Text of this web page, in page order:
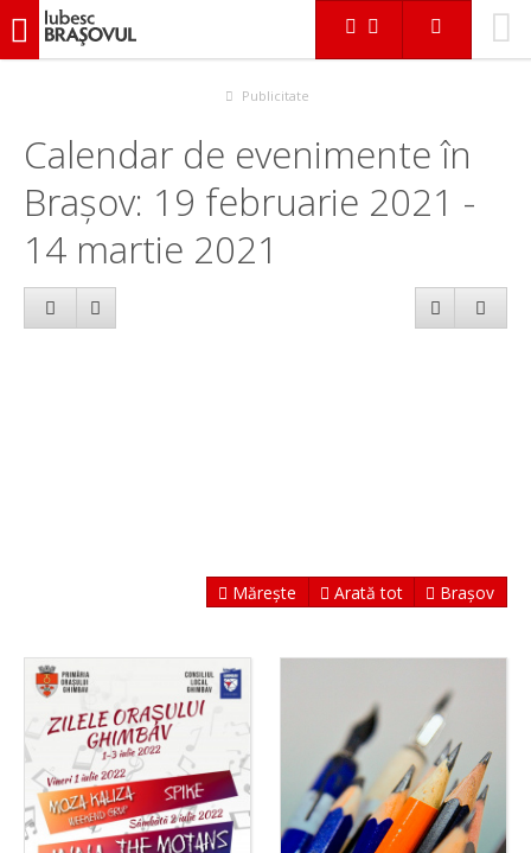
iubescbraşovul.ro
Publicitate
Calendar de evenimente în
Brașov: 19 februarie 2021 -
14 martie 2021
Mărește Arată tot Brașov